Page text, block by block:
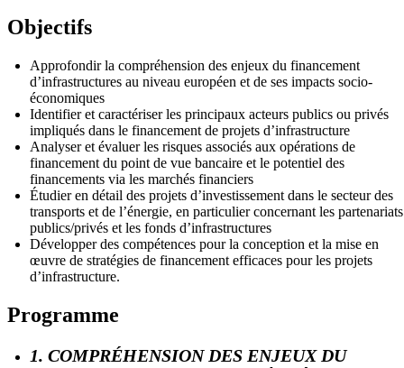
Objectifs
Approfondir la compréhension des enjeux du financement
d’infrastructures au niveau européen et de ses impacts socio-
économiques
Identifier et caractériser les principaux acteurs publics ou privés
impliqués dans le financement de projets d’infrastructure
Analyser et évaluer les risques associés aux opérations de
financement du point de vue bancaire et le potentiel des
financements via les marchés financiers
Étudier en détail des projets d’investissement dans le secteur des
transports et de l’énergie, en particulier concernant les partenariats
publics/privés et les fonds d’infrastructures
Développer des compétences pour la conception et la mise en
œuvre de stratégies de financement efficaces pour les projets
d’infrastructure.
Programme
1. COMPRÉHENSION DES ENJEUX DU